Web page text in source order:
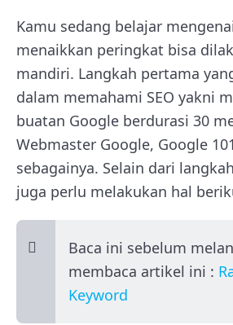
Kamu sedang belajar
menaikkan peringkat bisa
mandiri. Langkah pertama
dalam memahami SEO yakni
buatan Google berdurasi 30
Webmaster Google, Google
sebagainya. Selain dari
juga perlu melakukan hal
Baca ini sebelum
membaca artikel ini :
Keyword